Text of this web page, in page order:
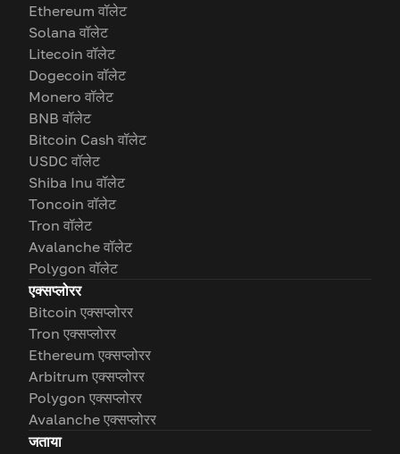
Ethereum वॉलेट
Solana वॉलेट
Litecoin वॉलेट
Dogecoin वॉलेट
Monero वॉलेट
BNB वॉलेट
Bitcoin Cash वॉलेट
USDC वॉलेट
Shiba Inu वॉलेट
Toncoin वॉलेट
Tron वॉलेट
Avalanche वॉलेट
Polygon वॉलेट
एक्सप्लोरर
Bitcoin एक्सप्लोरर
Tron एक्सप्लोरर
Ethereum एक्सप्लोरर
Arbitrum एक्सप्लोरर
Polygon एक्सप्लोरर
Avalanche एक्सप्लोरर
जताया